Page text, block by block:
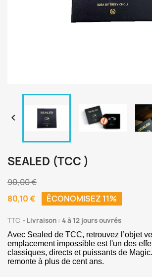

SEALED (TCC )
90,00 €
80,10 €
ÉCONOMISEZ 11%
TTC Livraison : 4 à 12 jours ouvrés
Avec Sealed de TCC, retrouvez l’objet
emplacement impossible est l'un des
classiques, directs et puissants de
remonte à plus de cent ans.